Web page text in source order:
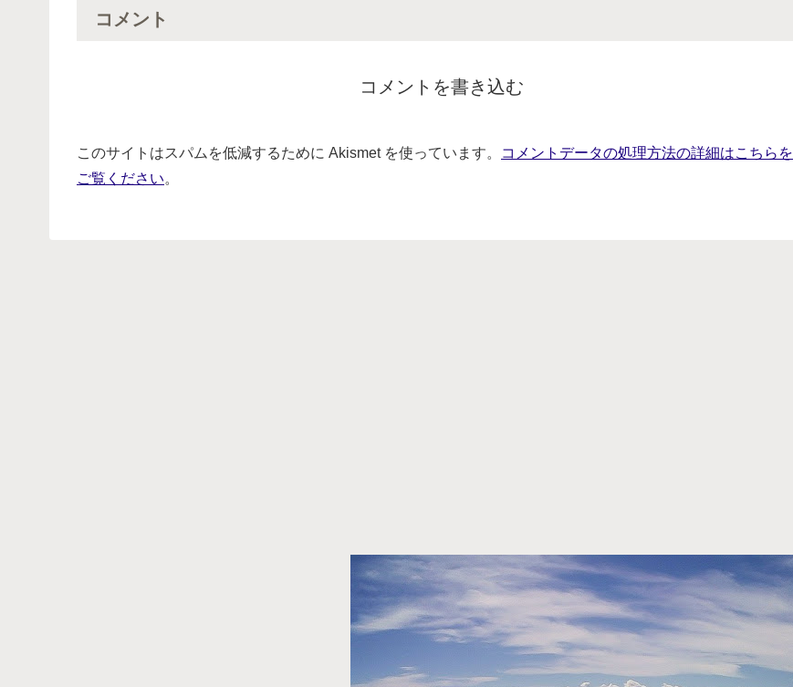
コメント
コメントを書き込む
このサイトはスパムを低減するために Akismet を使っています。
コメントデータの処理方法の詳細はこちらを
ご覧ください。